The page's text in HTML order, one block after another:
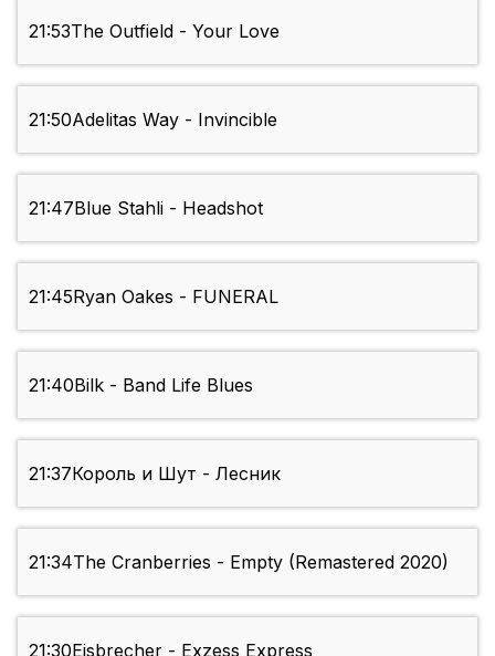
21:53The Outfield - Your Love
21:50Adelitas Way - Invincible
21:47Blue Stahli - Headshot
21:45Ryan Oakes - FUNERAL
21:40Bilk - Band Life Blues
21:37Король и Шут - Лесник
21:34The Cranberries - Empty (Remastered 2020)
21:30Eisbrecher - Exzess Express